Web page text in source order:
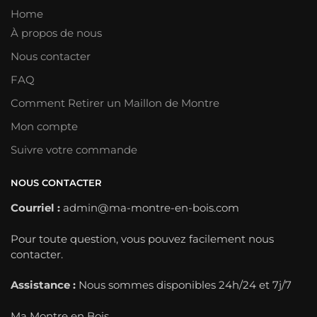
Home
À propos de nous
Nous contacter
FAQ
Comment Retirer un Maillon de Montre
Mon compte
Suivre votre commande
NOUS CONTACTER
Courriel : admin@ma-montre-en-bois.com
Pour toute question, vous pouvez facilement nous
contacter.
Assistance : Nous sommes disponibles 24h/24 et 7j/7